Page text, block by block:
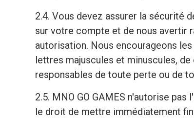
2.4. Vous devez assurer la sécurité
sur votre compte et de nous avertir
autorisation. Nous encourageons
lettres majuscules et minuscules,
responsables de toute perte ou de
2.5. MNO GO GAMES n'autorise
le droit de mettre immédiatement